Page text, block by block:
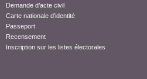
Demande d’acte civil
Carte nationale d’identité
Passeport
Recensement
Inscription sur les listes électorales